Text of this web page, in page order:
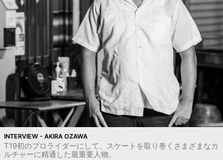
INTERVIEW - AKIRA OZAWA
T19初のプロライダーにして、スケートを取り巻くさまざまなカ
ルチャーに精通した最重要人物。